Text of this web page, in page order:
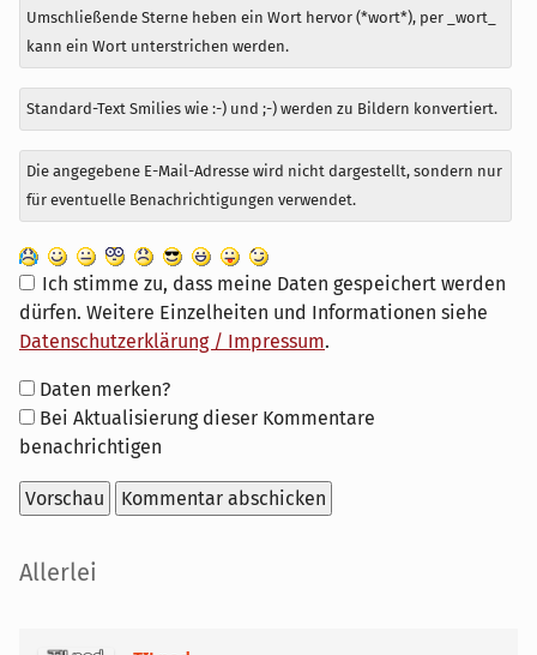
Umschließende Sterne heben ein Wort hervor (*wort*), per _wort_
kann ein Wort unterstrichen werden.
Standard-Text Smilies wie :-) und ;-) werden zu Bildern konvertiert.
Die angegebene E-Mail-Adresse wird nicht dargestellt, sondern nur
für eventuelle Benachrichtigungen verwendet.
Ich stimme zu, dass meine Daten gespeichert werden
dürfen. Weitere Einzelheiten und Informationen siehe
Datenschutzerklärung / Impressum.
Formular-
Optionen
Daten merken?
Bei Aktualisierung dieser Kommentare
benachrichtigen
Seitenleiste
Allerlei